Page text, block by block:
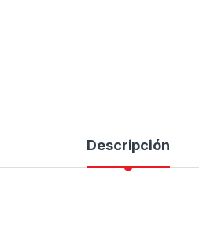
Descripción